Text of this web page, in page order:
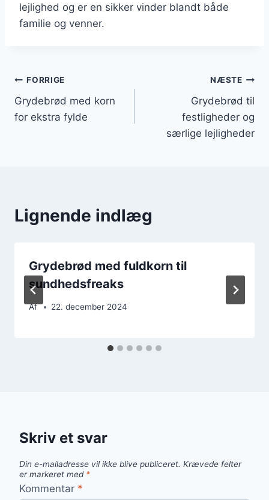
lejlighed og er en sikker vinder blandt både
familie og venner.
Indlægsnavigation
FORRIGE
Grydebrød med korn
for ekstra fylde
NÆSTE
Grydebrød til
festligheder og
særlige lejligheder
Lignende indlæg
Grydebrød med fuldkorn til
sundhedsfreaks
Af 22. december 2024
Skriv et svar
Din e-mailadresse vil ikke blive publiceret. Krævede felter
er markeret med *
Kommentar *